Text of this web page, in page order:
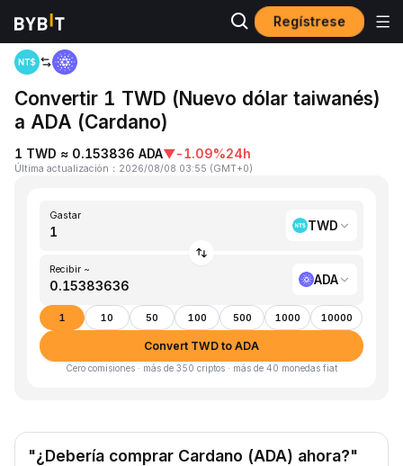
Regístrese
Inicio TWD to ADA
Convertir 1 TWD (Nuevo dólar taiwanés)
a ADA (Cardano)
1 TWD ≈ 0.153836 ADA▼-1.09%24h
Última actualización ： 2026/08/08 03:55 (GMT+0)
Gastar
TWD
Recibir ~
ADA
1 10 50 100 500 1000 10000
Convert TWD to ADA
Cero comisiones · más de 350 criptos · más de 40 monedas fiat
"¿Debería comprar Cardano (ADA) ahora?"